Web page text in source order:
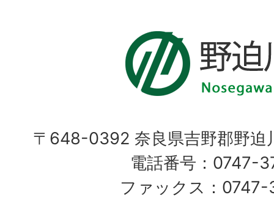
〒648-0392 奈良県吉野郡野迫
電話番号：0747-
ファックス：